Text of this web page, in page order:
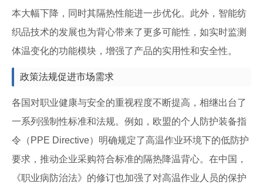
本大幅下降，同时其隔热性能进一步优化。此外，智能纺
织品技术的发展也为背心带来了更多可能性，如实时监测
体温变化的功能模块，增强了产品的实用性和安全性。
政策法规促进市场需求
各国对职业健康与安全的重视程度不断提高，相继出台了
一系列强制性标准和法规。例如，欧盟的个人防护装备指
令（PPE Directive）明确规定了高温作业环境下的低防护
要求，推动企业采购符合标准的隔热降温背心。在中国，
《职业病防治法》的修订也加强了对高温作业人员的保护